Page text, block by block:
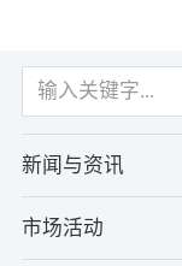
新闻与资讯
市场活动